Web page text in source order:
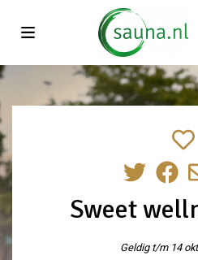
Vind de beste
Sweet
Geldig t/m 14